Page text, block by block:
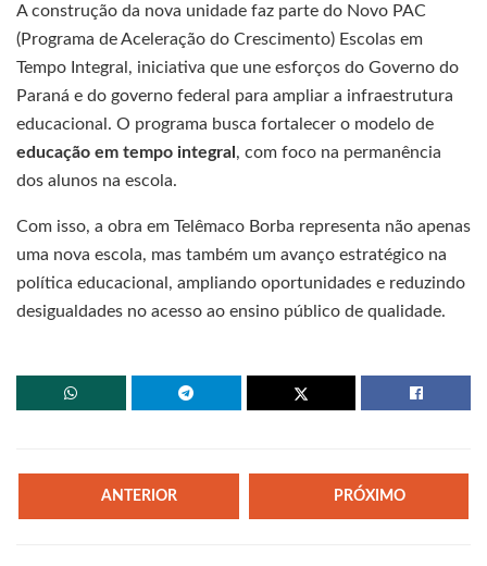
A construção da nova unidade faz parte do Novo PAC
(Programa de Aceleração do Crescimento) Escolas em
Tempo Integral, iniciativa que une esforços do Governo do
Paraná e do governo federal para ampliar a infraestrutura
educacional. O programa busca fortalecer o modelo de
educação em tempo integral , com foco na permanência
dos alunos na escola.
Com isso, a obra em Telêmaco Borba representa não apenas
uma nova escola, mas também um avanço estratégico na
política educacional, ampliando oportunidades e reduzindo
desigualdades no acesso ao ensino público de qualidade.
ANTERIOR PRÓXIMO